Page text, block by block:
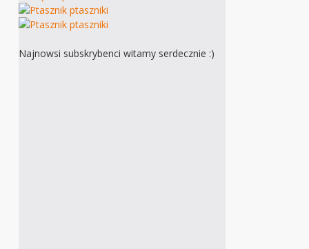
Najnowsi subskrybenci witamy serdecznie :)